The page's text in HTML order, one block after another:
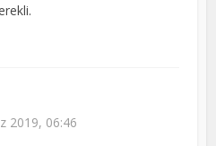
2019, 06:46